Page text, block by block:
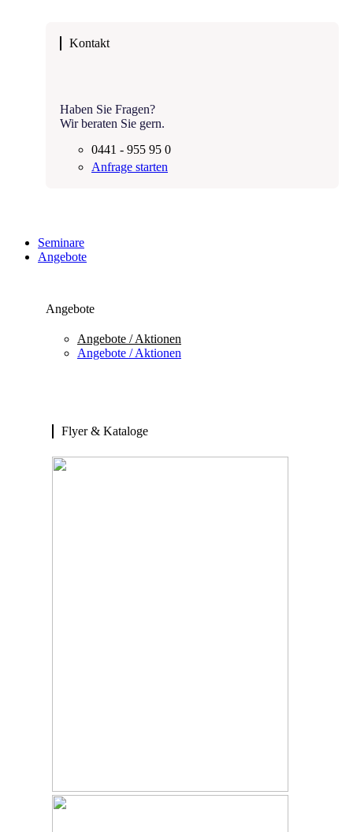
Kontakt
Haben Sie Fragen?
Wir beraten Sie gern.
0441 - 955 95 0
Anfrage starten
Seminare
Angebote
Angebote
Angebote / Aktionen
Angebote / Aktionen
Flyer & Kataloge